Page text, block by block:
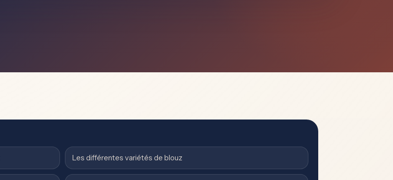
Les différentes variétés de blouz